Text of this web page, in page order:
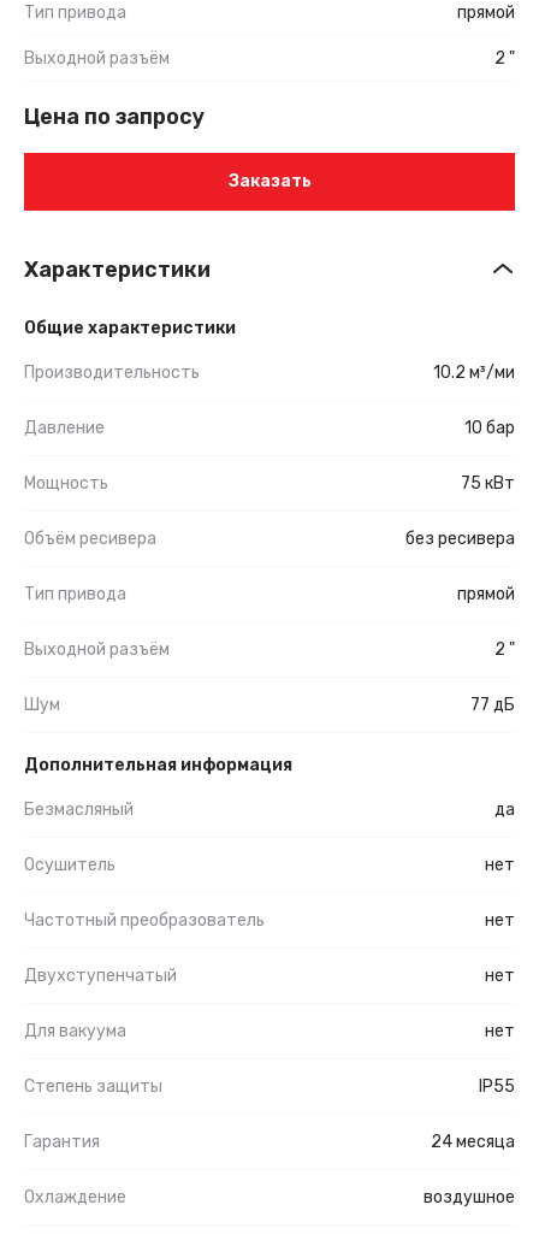
Тип привода прямой
Выходной разъём 2 "
Цена по запросу
Заказать
Характеристики
Общие характеристики
Производительность 10.2 м³/ми
Давление 10 бар
Мощность 75 кВт
Объём ресивера без ресивера
Тип привода прямой
Выходной разъём 2 "
Шум 77 дБ
Дополнительная информация
Безмасляный да
Осушитель нет
Частотный преобразователь нет
Двухступенчатый нет
Для вакуума нет
Степень защиты IP55
Гарантия 24 месяца
Охлаждение воздушное